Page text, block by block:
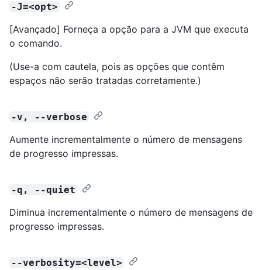
-J=<opt>
[Avançado] Forneça a opção para a JVM que executa
o comando.
(Use-a com cautela, pois as opções que contêm
espaços não serão tratadas corretamente.)
-v, --verbose
Aumente incrementalmente o número de mensagens
de progresso impressas.
-q, --quiet
Diminua incrementalmente o número de mensagens de
progresso impressas.
--verbosity=<level>